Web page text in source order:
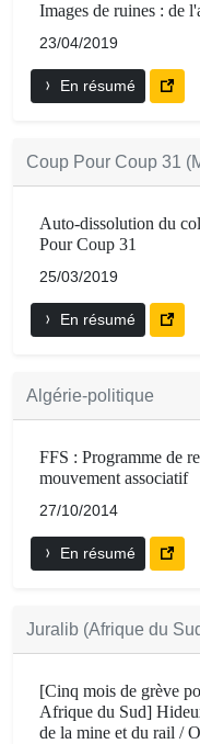
Images de ruines : de
23/04/2019
En résumé
Coup Pour Coup 31
Auto-dissolution du
Pour Coup 31
25/03/2019
En résumé
Algérie-politique
FFS : Programme de
mouvement associatif
27/10/2014
En résumé
Juralib (Afrique du
[Cinq mois de grève
Afrique du Sud]
de la mine et du rail /